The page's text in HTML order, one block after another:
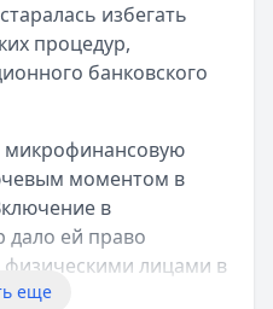
избегать
процедур,
банковского
микрофинансовую
моментом в
в
дало ей право
лицами в
еще